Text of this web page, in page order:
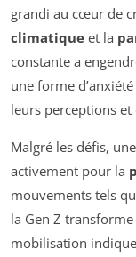
grandi au cœur de
climatique et la
constante a
une forme
leurs perceptions
Malgré les défis,
activement pour la
mouvements tels
la Gen Z
mobilisation